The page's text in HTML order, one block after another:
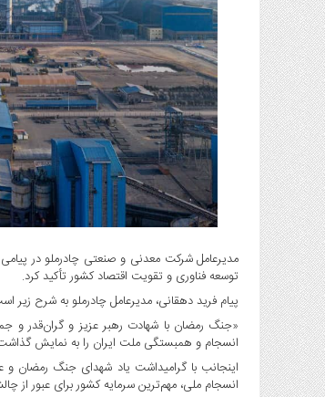
آوری
بانک
،
بیمه
و
ارز
دیجیتال
کشاورزی
و
صنایع
غذایی
سیاسی
و
بین
الملل
نگاه
روز
گوناگون
مدیرعامل شرکت معدنی و صنعتی چادرملو در
توسعه فناوری و تقویت اقتصاد کشور تأکید کرد.
پیام فرید دهقانی، مدیرعامل چادرملو به شرح زیر
«جنگ رمضان با شهادت رهبر عزیز و گران‌قدر و
انسجام و همبستگی ملت ایران را به نمایش
اینجانب با گرامیداشت یاد شهدای جنگ رمضان
انسجام ملی، مهم‌ترین سرمایه کشور برای عبور از